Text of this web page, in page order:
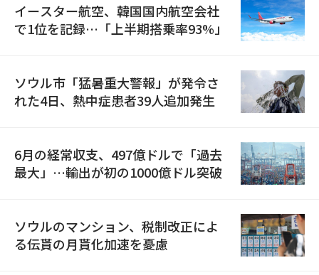
イースター航空、韓国国内航空会社
で1位を記録…「上半期搭乗率93%」
ソウル市「猛暑重大警報」が発令さ
れた4日、熱中症患者39人追加発生
6月の経常収支、497億ドルで「過去
最大」…輸出が初の1000億ドル突破
ソウルのマンション、税制改正によ
る伝貰の月貰化加速を憂慮